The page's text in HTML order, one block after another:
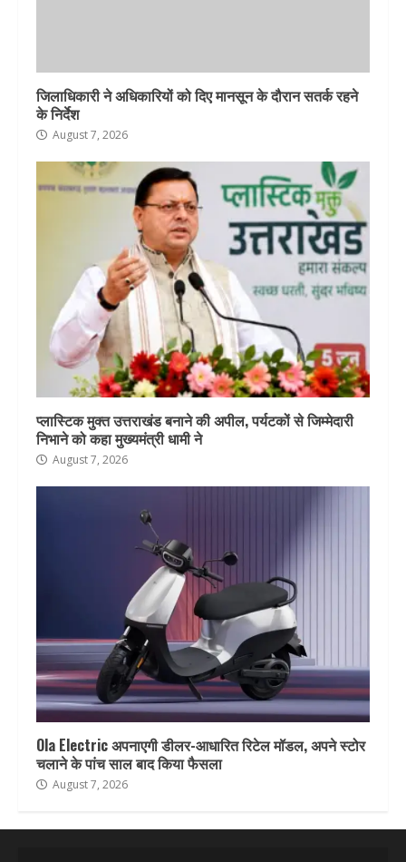
जिलाधिकारी ने अधिकारियों को दिए मानसून के दौरान सतर्क रहने
के निर्देश
August 7, 2026
प्लास्टिक मुक्त उत्तराखंड बनाने की अपील, पर्यटकों से जिम्मेदारी
निभाने को कहा मुख्यमंत्री धामी ने
August 7, 2026
Ola Electric अपनाएगी डीलर-आधारित रिटेल मॉडल, अपने स्टोर
चलाने के पांच साल बाद किया फैसला
August 7, 2026